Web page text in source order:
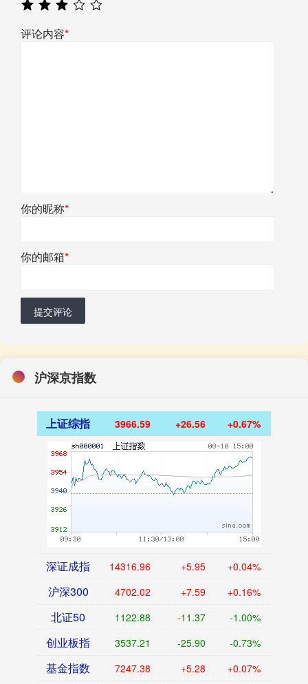
评论内容*
你的昵称*
你的邮箱*
提交评论
沪深京指数
上证综指 3966.59 +26.56 +0.67%
深证成指 14316.96 +5.95 +0.04%
沪深300 4702.02 +7.59 +0.16%
北证50 1122.88 -11.37 -1.00%
创业板指 3537.21 -25.90 -0.73%
基金指数 7247.38 +5.28 +0.07%